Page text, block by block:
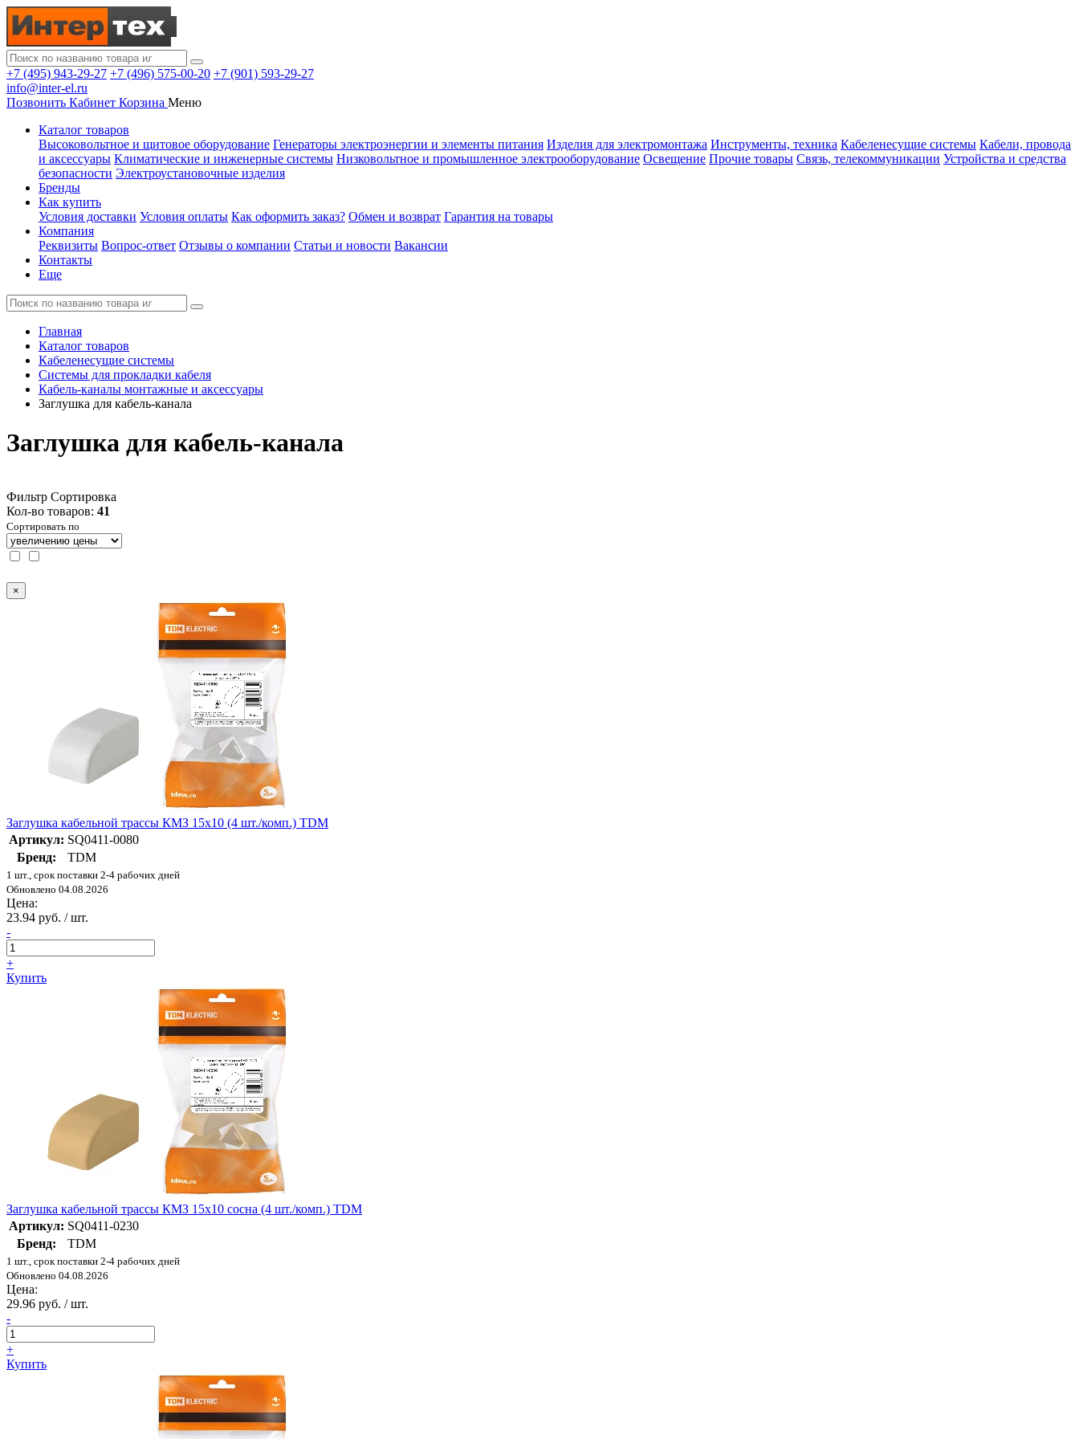
+7 (495) 943-29-27 +7 (496) 575-00-20 +7 (901) 593-29-27
info@inter-el.ru
Позвонить Кабинет Корзина Меню
Каталог товаров
Высоковольтное и щитовое оборудование Генераторы электроэнергии и элементы питания Изделия для электромонтажа Инструменты, техника Кабеленесущие системы Кабели, провода
и аксессуары Климатические и инженерные системы Низковольтное и промышленное электрооборудование Освещение Прочие товары Связь, телекоммуникации Устройства и средства
безопасности Электроустановочные изделия
Бренды
Как купить
Условия доставки Условия оплаты Как оформить заказ? Обмен и возврат Гарантия на товары
Компания
Реквизиты Вопрос-ответ Отзывы о компании Статьи и новости Вакансии
Контакты
Еще
Главная
Каталог товаров
Кабеленесущие системы
Системы для прокладки кабеля
Кабель-каналы монтажные и аксессуары
Заглушка для кабель-канала
Заглушка для кабель-канала
Фильтр Сортировка
Кол-во товаров: 41
Сортировать по
×
Заглушка кабельной трассы КМЗ 15х10 (4 шт./комп.) TDM
Артикул: SQ0411-0080
Бренд:
TDM
1 шт., срок поставки 2-4 рабочих дней
Обновлено 04.08.2026
Цена:
23.94 руб. / шт.
-
+
Купить
Заглушка кабельной трассы КМЗ 15х10 сосна (4 шт./комп.) TDM
Артикул: SQ0411-0230
Бренд:
TDM
1 шт., срок поставки 2-4 рабочих дней
Обновлено 04.08.2026
Цена:
29.96 руб. / шт.
-
+
Купить